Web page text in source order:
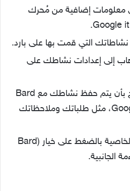
معلومات إضافية من مُحرك
التي قمت بها على بارد.
إلى إعدادات نشاطك على
يمكنك اختيار السماح بأن يتم حفظ نشاطك مع Bard
في حسابك على Google، مثل طلباتك وملاحظاتك
يمكنك تفعيل هذه الخاصية بالضغط على خيار (Bard